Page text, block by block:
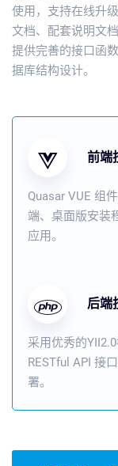
使用，支持在线升
文档、配套说明文
提供完善的接口函
据库结构设计。
前端
Quasar VUE 组
端、桌面版安装
应用。
后端
采用优秀的
RESTful API 接
署。